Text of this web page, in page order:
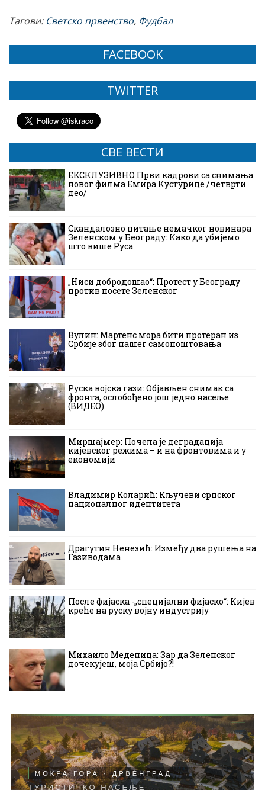
Тагови: Светско првенство, Фудбал
FACEBOOK
TWITTER
СВЕ ВЕСТИ
ЕКСКЛУЗИВНО Први кадрови са снимања
новог филма Емира Кустурице /четврти
део/
Скандалозно питање немачког новинара
Зеленском у Београду: Како да убијемо
што више Руса
„Ниси добродошао“: Протест у Београду
против посете Зеленског
Вулин: Мартенс мора бити протеран из
Србије због нашег самопоштовања
Руска војска гази: Објављен снимак са
фронта, ослобођено још једно насеље
(ВИДЕО)
Миршајмер: Почела је деградација
кијевског режима – и на фронтовима и у
економији
Владимир Коларић: Кључеви српског
националног идентитета
Драгутин Ненезић: Између два рушења на
Газиводама
После фијаска -„специјални фијаско“: Кијев
креће на руску војну индустрију
Михаило Меденица: Зар да Зеленског
дочекујеш, моја Србијо?!